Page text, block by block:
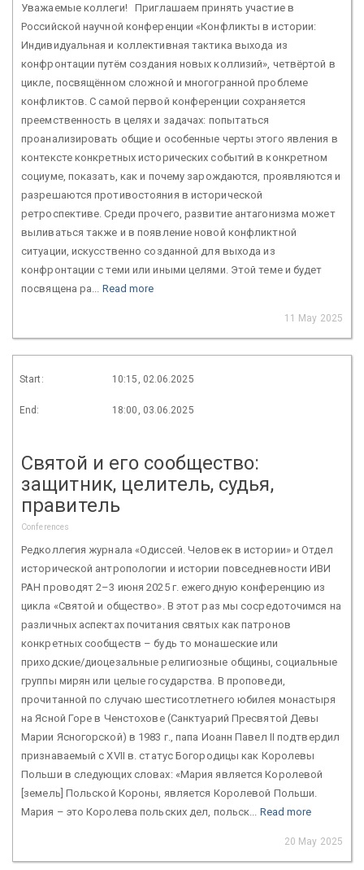
Уважаемые коллеги! Приглашаем принять участие в
Российской научной конференции «Конфликты в истории:
Индивидуальная и коллективная тактика выхода из
конфронтации путём создания новых коллизий», четвёртой в
цикле, посвящённом сложной и многогранной проблеме
конфликтов. С самой первой конференции сохраняется
преемственность в целях и задачах: попытаться
проанализировать общие и особенные черты этого явления в
контексте конкретных исторических событий в конкретном
социуме, показать, как и почему зарождаются, проявляются и
разрешаются противостояния в исторической
ретроспективе. Среди прочего, развитие антагонизма может
выливаться также и в появление новой конфликтной
ситуации, искусственно созданной для выхода из
конфронтации с теми или иными целями. Этой теме и будет
посвящена ра... Read more
11 May 2025
Start: 10:15, 02.06.2025
End: 18:00, 03.06.2025
Святой и его сообщество:
защитник, целитель, судья,
правитель
Conferences
Редколлегия журнала «Одиссей. Человек в истории» и Отдел
исторической антропологии и истории повседневности ИВИ
РАН проводят 2–3 июня 2025 г. ежегодную конференцию из
цикла «Святой и общество». В этот раз мы сосредоточимся на
различных аспектах почитания святых как патронов
конкретных сообществ – будь то монашеские или
приходские/диоцезальные религиозные общины, социальные
группы мирян или целые государства. В проповеди,
прочитанной по случаю шестисотлетнего юбилея монастыря
на Ясной Горе в Ченстохове (Санктуарий Пресвятой Девы
Марии Ясногорской) в 1983 г., папа Иоанн Павел II подтвердил
признаваемый с XVII в. статус Богородицы как Королевы
Польши в следующих словах: «Мария является Королевой
[земель] Польской Короны, является Королевой Польши.
Мария – это Королева польских дел, польск... Read more
20 May 2025